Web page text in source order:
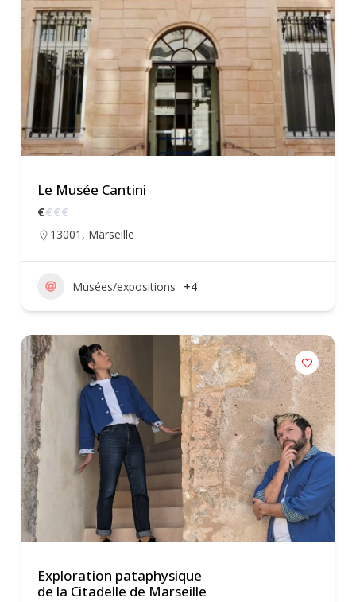
Le Musée Cantini
€€€€
13001 , Marseille
Musées/expositions +4
Exploration pataphysique
de la Citadelle de Marseille